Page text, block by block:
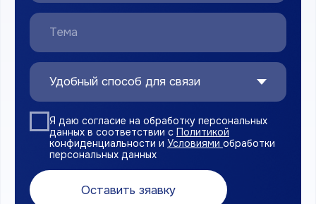
Навигация
Главная
О компании
Каталог продукции
Доставка и оплата
Сертификаты
Контакты
rtsnovg@yandex.ru
ПН-ВС с 10:00 до 18:00